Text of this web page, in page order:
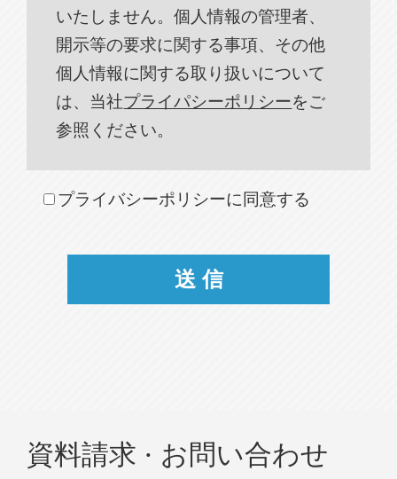
いたしません。個人情報の管理者、
開示等の要求に関する事項、その他
個人情報に関する取り扱いについて
は、当社プライパシーポリシーをご
参照ください。
プライバシーポリシーに同意する
資料請求 · お問い合わせ